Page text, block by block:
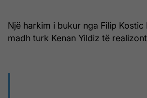
Një harkim i bukur nga Filip Kostic
madh turk Kenan Yildiz të